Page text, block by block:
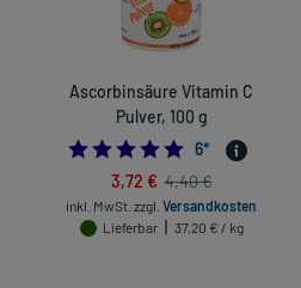
Ascorbinsäure Vitamin C
Pulver, 100 g
5.0
6*
3,72 € 4,40 €
inkl. MwSt. zzgl. Versandkosten
Lieferbar
37,20 € / kg